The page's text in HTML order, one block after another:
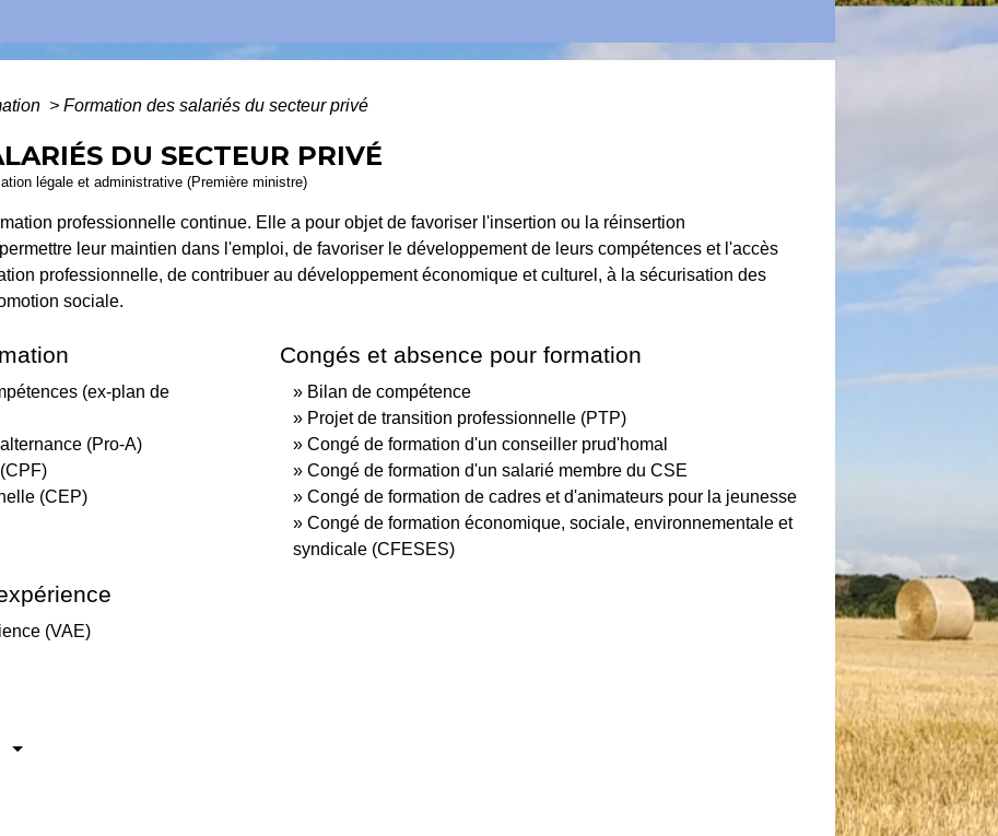
> Formation des salariés du secteur privé
DU SECTEUR PRIVÉ
légale et administrative (Première ministre)
professionnelle continue. Elle a pour objet de favoriser l'insertion ou la réinsertion
leur maintien dans l'emploi, de favoriser le développement de leurs compétences et l'accès
professionnelle, de contribuer au développement économique et culturel, à la sécurisation des
sociale.
(ex-plan de
(Pro-A)
(CEP)
Congés et absence pour formation
Bilan de compétence
Projet de transition professionnelle (PTP)
Congé de formation d'un conseiller prud'homal
Congé de formation d'un salarié membre du CSE
Congé de formation de cadres et d'animateurs pour la jeunesse
Congé de formation économique, sociale, environnementale et
syndicale (CFESES)
(VAE)